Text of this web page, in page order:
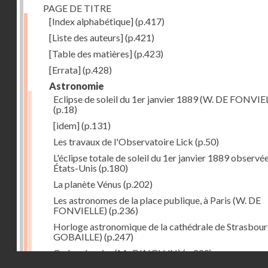
PAGE DE TITRE
[Index alphabétique](p.417)
[Liste des auteurs](p.421)
[Table des matières](p.423)
[Errata](p.428)
Astronomie
Eclipse de soleil du 1er janvier 1889 (W. DE
(p.18)
[idem](p.131)
Les travaux de l'Observatoire Lick (p.50)
L'éclipse totale de soleil du 1er janvier 1889
États-Unis (p.180)
La planète Vénus (p.202)
Les astronomes de la place publique, à Paris (W. DE
FONVIELLE) (p.236)
Horloge astronomique de la cathédrale de
GOBAILLE) (p.247)
Cadran lunaire (Mr D'AIGLUN)(p.339)